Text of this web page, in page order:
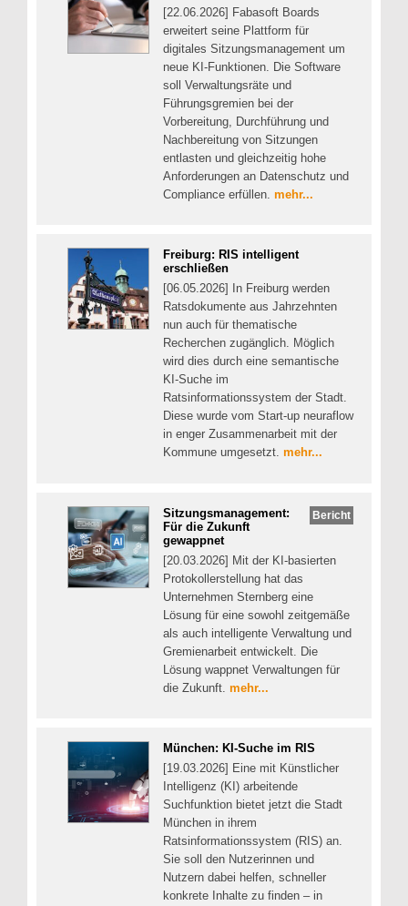
[22.06.2026] Fabasoft Boards
erweitert seine Plattform für
digitales Sitzungsmanagement um
neue KI-Funktionen. Die Software
soll Verwaltungsräte und
Führungsgremien bei der
Vorbereitung, Durchführung und
Nachbereitung von Sitzungen
entlasten und gleichzeitig hohe
Anforderungen an Datenschutz und
Compliance erfüllen. mehr...
Freiburg: RIS intelligent
erschließen
[06.05.2026] In Freiburg werden
Ratsdokumente aus Jahrzehnten
nun auch für thematische
Recherchen zugänglich. Möglich
wird dies durch eine semantische
KI-Suche im
Ratsinformationssystem der Stadt.
Diese wurde vom Start-up neuraflow
in enger Zusammenarbeit mit der
Kommune umgesetzt. mehr...
Bericht
Sitzungsmanagement:
Für die Zukunft
gewappnet
[20.03.2026] Mit der KI-basierten
Protokollerstellung hat das
Unternehmen Sternberg eine
Lösung für eine sowohl zeitgemäße
als auch intelligente Verwaltung und
Gremienarbeit entwickelt. Die
Lösung wappnet Verwaltungen für
die Zukunft. mehr...
München: KI-Suche im RIS
[19.03.2026] Eine mit Künstlicher
Intelligenz (KI) arbeitende
Suchfunktion bietet jetzt die Stadt
München in ihrem
Ratsinformationssystem (RIS) an.
Sie soll den Nutzerinnen und
Nutzern dabei helfen, schneller
konkrete Inhalte zu finden – in